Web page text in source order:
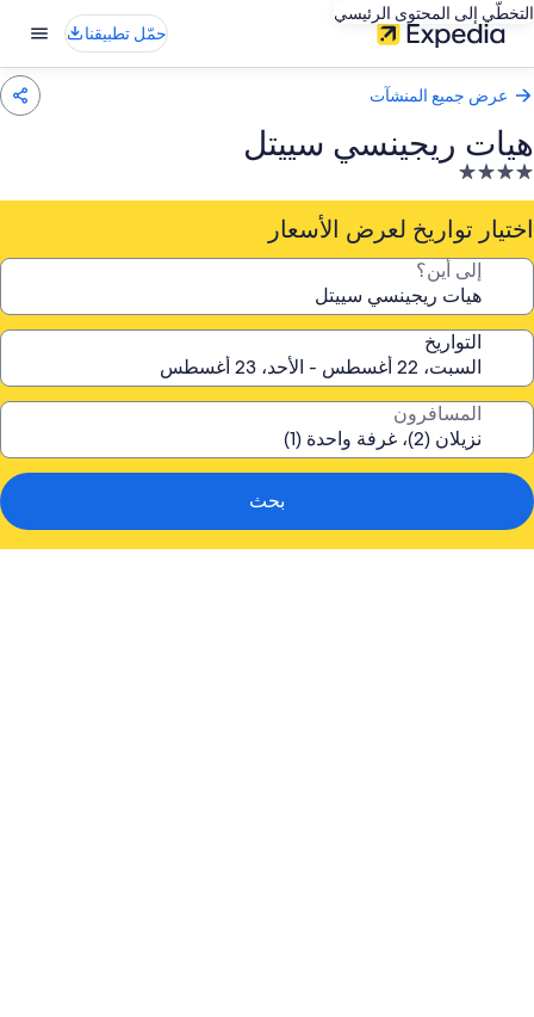
التخطّي إلى المحتوى الرئيسي
حمّل تطبيقنا
عرض جميع المنشآت
هيات ريجينسي سييتل
منشأة
فندقية
مصنفة
4.0
اختيار تواريخ لعرض الأسعار
إلى أين؟
التواريخ
المسافرون
بحث